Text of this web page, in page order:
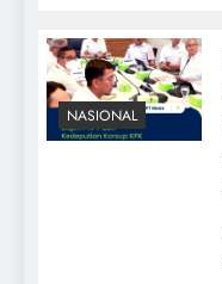
NASIONAL